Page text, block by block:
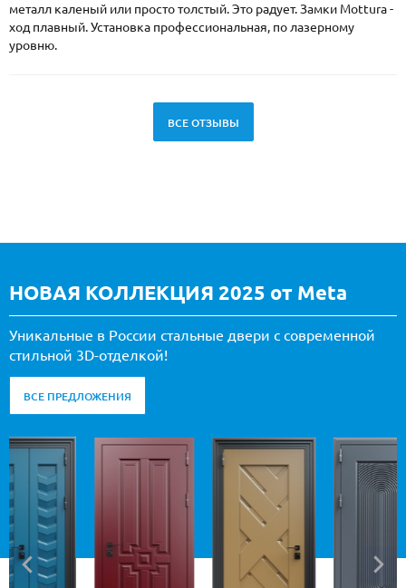
металл каленый или просто толстый. Это радует. Замки Mottura -
ход плавный. Установка профессиональная, по лазерному
уровню.
ВСЕ ОТЗЫВЫ
НОВАЯ КОЛЛЕКЦИЯ 2025 от Meta
Уникальные в России стальные двери с современной
стильной 3D-отделкой!
ВСЕ ПРЕДЛОЖЕНИЯ